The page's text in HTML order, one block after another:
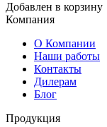
Добавлен в корзину
Компания
О Компании
Наши работы
Контакты
Дилерам
Блог
Продукция